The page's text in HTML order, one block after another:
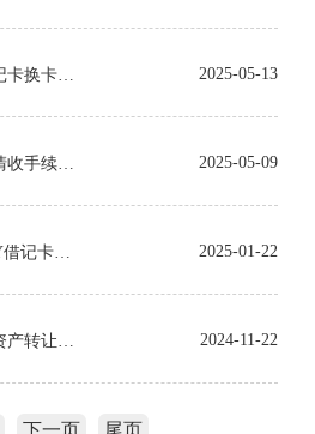
吉林银行关于调整借记卡换卡服务收费项目优惠政策公告 2025-05-13
吉林银行关于对委托清收手续费服务收费项目的公告 2025-05-09
吉林银行关于调整DIY借记卡收费标准的公告 2025-01-22
吉林银行关于对信贷资产转让及管理服务收费项目的公告 2024-11-22
下一页 尾页